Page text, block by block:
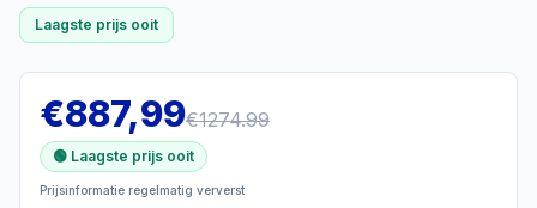
Laagste prijs ooit
€887,99€1274.99
🟢 Laagste prijs ooit
Prijsinformatie regelmatig ververst